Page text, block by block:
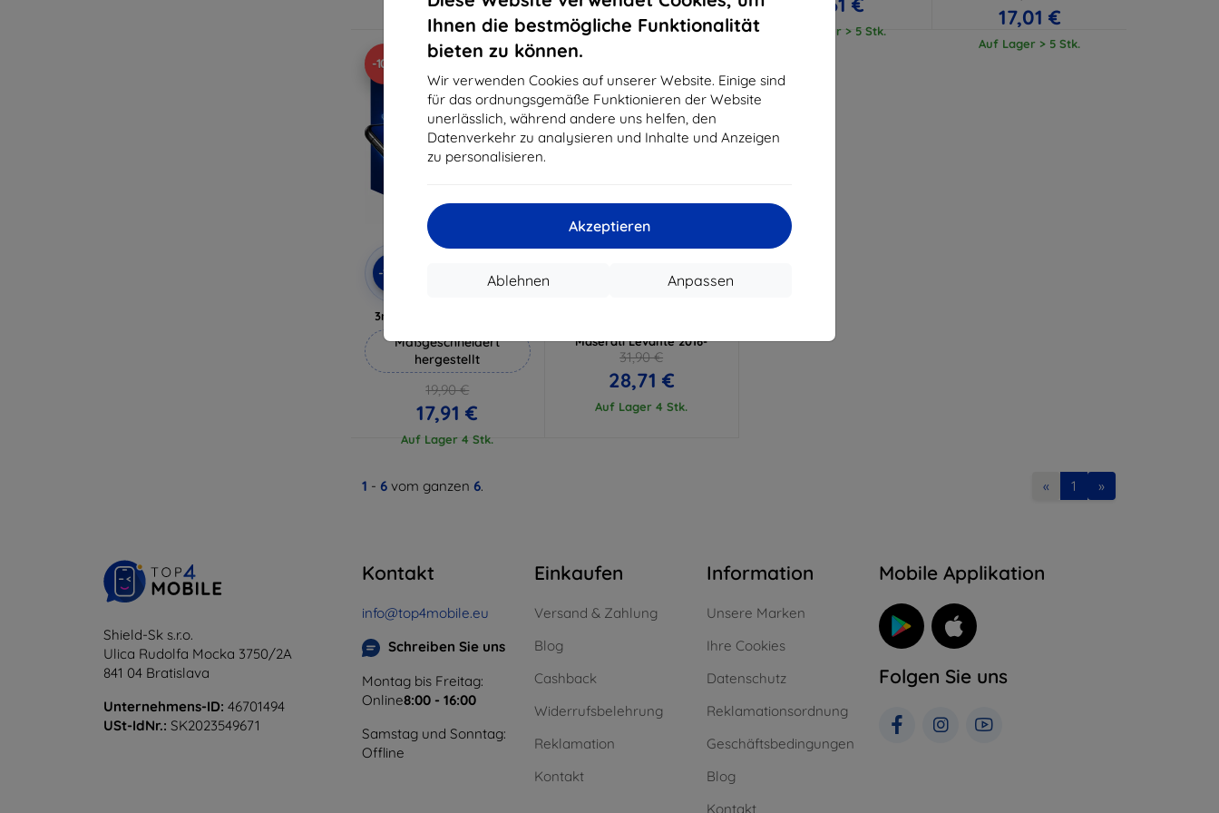
Ihnen die bestmögliche Funktionalität
bieten zu können.
Wir verwenden Cookies auf unserer Website. Einige sind
für das ordnungsgemäße Funktionieren der Website
unerlässlich, während andere uns helfen, den
Datenverkehr zu analysieren und Inhalte und Anzeigen
zu personalisieren.
Akzeptieren
Anpassen
Ablehnen
Auf Lager 3 Stk. Auf Lager > 5 Stk. Auf Lager > 5 Stk.
17,01 €
Auf Lager > 5 Stk.
-10%
-10% EXTRA10
3mk Hammer Schutzfolie
Maßgeschneidert
hergestellt
19,90 €
17,91 €
Auf Lager 4 Stk.
Gutschein
Maserati Levante 2016-
31,90 €
28,71 €
Auf Lager 4 Stk.
1 - 6 vom ganzen 6. « 1 »
Shield-Sk s.r.o.
Ulica Rudolfa Mocka 3750/2A
841 04 Bratislava
Unternehmens-ID: 46701494
USt-IdNr.: SK2023549671
Kontakt
info@top4mobile.eu
Schreiben Sie uns
Montag bis Freitag:
Online8:00 - 16:00
Samstag und Sonntag:
Offline
Einkaufen
Versand & Zahlung
Blog
Cashback
Widerrufsbelehrung
Reklamation
Kontakt
Information
Unsere Marken
Ihre Cookies
Datenschutz
Reklamationsordnung
Geschäftsbedingungen
Blog
Kontakt
Mobile Applikation
Folgen Sie uns